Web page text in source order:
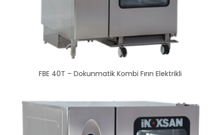
FBE 40T – Dokunmatik Kombi Fırın Elektrikli